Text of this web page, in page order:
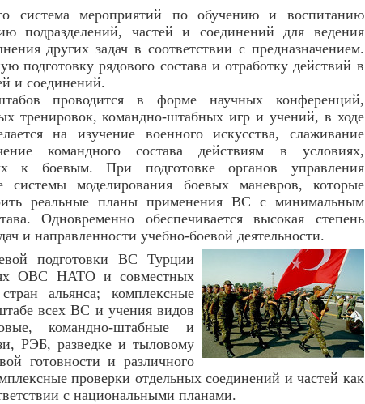
система мероприятий по обучению и воспитанию
подразделений, частей и соединений для ведения
других задач в соответствии с предназначением.
подготовку рядового состава и отработку действий в
и соединений.
проводится в форме научных конференций,
тренировок, командно-штабных игр и учений, в ходе
на изучение военного искусства, слаживание
командного состава действиям в условиях,
к боевым. При подготовке органов управления
системы моделирования боевых маневров, которые
реальные планы применения ВС с минимальным
Одновременно обеспечивается высокая степень
и направленности учебно-боевой деятельности.
подготовки ВС Турции
ОВС НАТО и совместных
альянса; комплексные
всех ВС и учения видов
командно-штабные и
РЭБ, разведке и тыловому
готовности и различного
проверки отдельных соединений и частей как
с национальными планами.